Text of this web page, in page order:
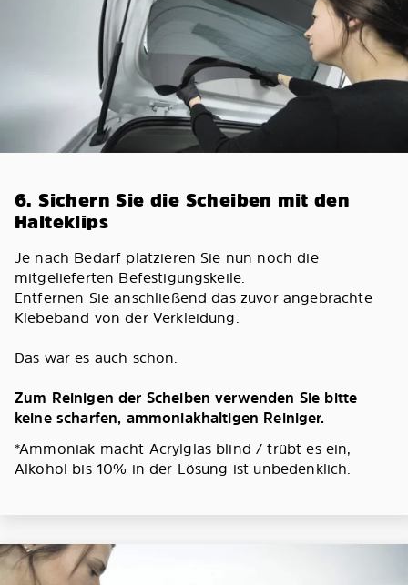
6. Sichern Sie die Scheiben mit den
Halteklips
Je nach Bedarf platzieren Sie nun noch die
mitgelieferten Befestigungskeile.
Entfernen Sie anschließend das zuvor angebrachte
Klebeband von der Verkleidung.
Das war es auch schon.
Zum Reinigen der Scheiben verwenden Sie bitte
keine scharfen, ammoniakhaltigen Reiniger.
*Ammoniak macht Acrylglas blind / trübt es ein,
Alkohol bis 10% in der Lösung ist unbedenklich.